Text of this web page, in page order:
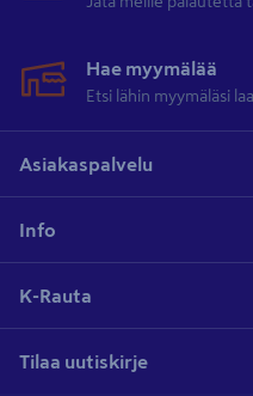
Hae myymälää
Etsi lähin myymäläsi
Asiakaspalvelu
Info
K-Rauta
Tilaa uutiskirje